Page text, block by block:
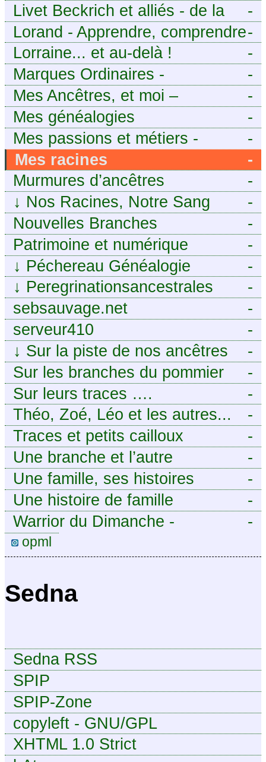
-
Livet Beckrich et alliés - de la
généalogie à l’écriture.
-
Lorand - Apprendre, comprendre
et transmettre pour exister.
(Descartes)
-
Lorraine... et au-delà !
-
Marques Ordinaires -
Généalogie de Moselle et
d’ailleurs
-
Mes Ancêtres, et moi –
Découvrez mes aïeux en Ille-et-
Vilaine et ailleurs
-
Mes généalogies
-
Mes passions et métiers -
Généalogie et Tir à l’Arc
-
Mes racines
-
Murmures d’ancêtres
-
↓ Nos Racines, Notre Sang
-
Nouvelles Branches
-
Patrimoine et numérique
-
↓ Péchereau Généalogie
-
↓ Peregrinationsancestrales
-
sebsauvage.net
-
serveur410
-
↓ Sur la piste de nos ancêtres
en Périgord.
-
Sur les branches du pommier
-
Sur leurs traces ….
-
Théo, Zoé, Léo et les autres...
-
Traces et petits cailloux
-
Une branche et l’autre
-
Une famille, ses histoires
-
Une histoire de famille
-
Warrior du Dimanche -
Publication à caractère
intermittent, approximatif et
opml
Sedna
Sedna RSS
SPIP
SPIP-Zone
copyleft - GNU/GPL
XHTML 1.0 Strict